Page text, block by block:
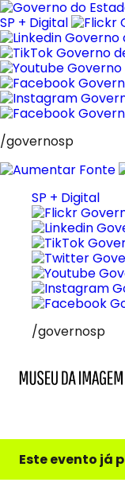
Pular
para
o
conteúdo
SP + Digital
/governosp
SP + Digital
/governosp
e
do
Este evento já